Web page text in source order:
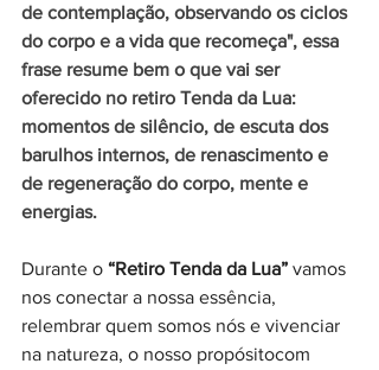
de contemplação, observando os ciclos
do corpo e a vida que recomeça", essa
frase resume bem o que vai ser
oferecido no retiro Tenda da Lua:
momentos de silêncio, de escuta dos
barulhos internos, de renascimento e
de regeneração do corpo, mente e
energias.
Durante o “Retiro Tenda da Lua” vamos
nos conectar a nossa essência,
relembrar quem somos nós e vivenciar
na natureza, o nosso propósitocom